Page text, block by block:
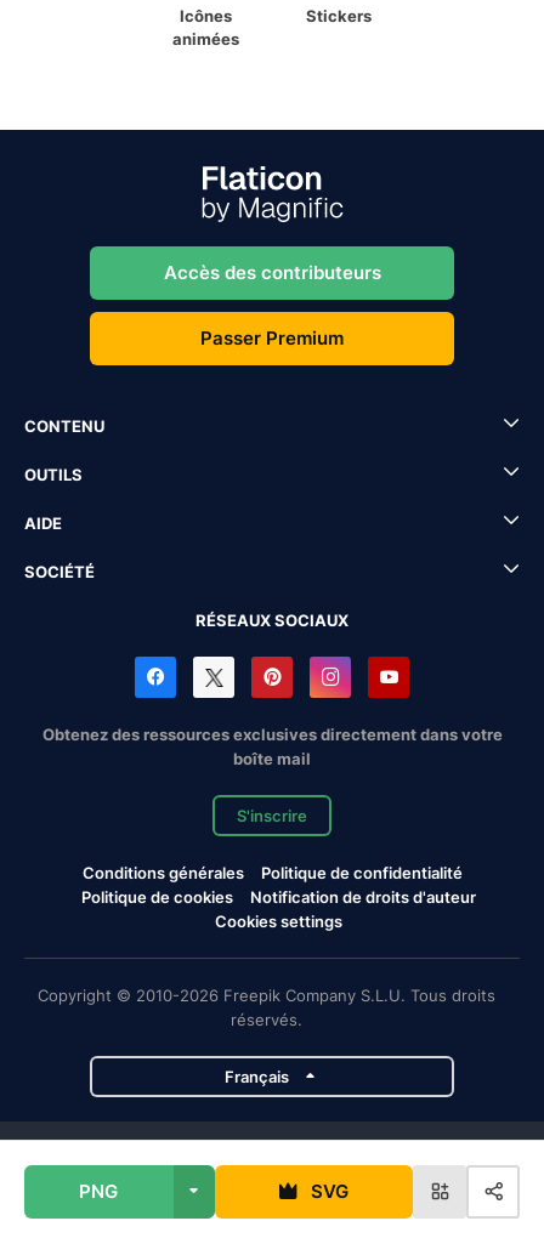
PNG SVG
Icônes
animées
Stickers
Accès des contributeurs
Passer Premium
CONTENU
OUTILS
AIDE
SOCIÉTÉ
RÉSEAUX SOCIAUX
Obtenez des ressources exclusives directement dans votre
boîte mail
S'inscrire
Conditions générales
Politique de confidentialité
Politique de cookies
Notification de droits d'auteur
Cookies settings
Copyright © 2010-2026 Freepik Company S.L.U. Tous droits
réservés.
Français